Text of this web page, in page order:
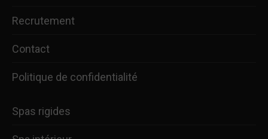
Recrutement
Contact
Politique de confidentialité
Spas rigides